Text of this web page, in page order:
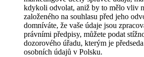
kdykoli odvolat, aniž by to mělo vliv
založeného na souhlasu před jeho
domníváte, že vaše údaje jsou
právními předpisy, můžete podat
dozorového úřadu, kterým je
osobních údajů v Polsku.